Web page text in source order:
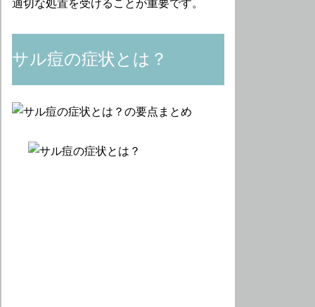
適切な処置を受けることが重要です。
サル痘の症状とは？